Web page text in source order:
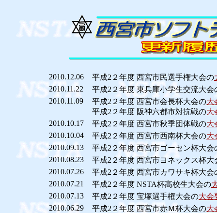
2010.12.06 平成2２年度 西宮市民選手権大会の
2010.11.22
平成2２年度 東兵庫小学生交流大会
2010.11.09
平成2２年度 西宮市会長杯大会の大
平成2２年度 阪神六都市対抗戦の大
2010.10.17
平成2２年度 西宮市秋季団体戦の大
2010.10.04
平成2２年度 西宮市西南杯大会の大
2010.09.13
平成2２年度 西宮市ゴーセン杯大会
2010.08.23
平成2２年度 西宮市ヨネックス杯大
2010.07.26
平成2２年度 西宮市カワサキ杯大会
2010.07.21
平成2２年度 NSTA杯高校生大会の
2010.07.13
平成2２年度 宝塚選手権大会の大会
2010.06.29
平成2２年度 西宮市赤Ｍ杯大会の大